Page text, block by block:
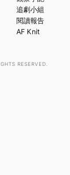
追劇小組
閱讀報告
AF Knit
RESERVED.